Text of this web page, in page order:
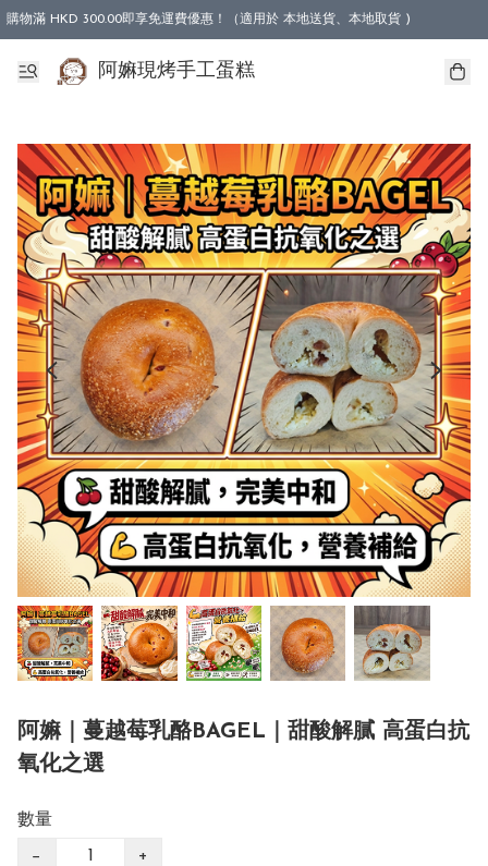
購物滿 HKD 300.00即享免運費優惠！（適用於 本地送貨、本地取貨 )
阿嫲現烤手工蛋糕
阿嫲｜蔓越莓乳酪BAGEL｜甜酸解膩 高蛋白抗
氧化之選
數量
− +